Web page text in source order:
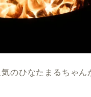
のひなたまるちゃん